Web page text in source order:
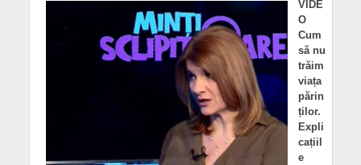
VIDE
O
Cum
să nu
trăim
viața
părin
ților.
Expli
cațiil
e